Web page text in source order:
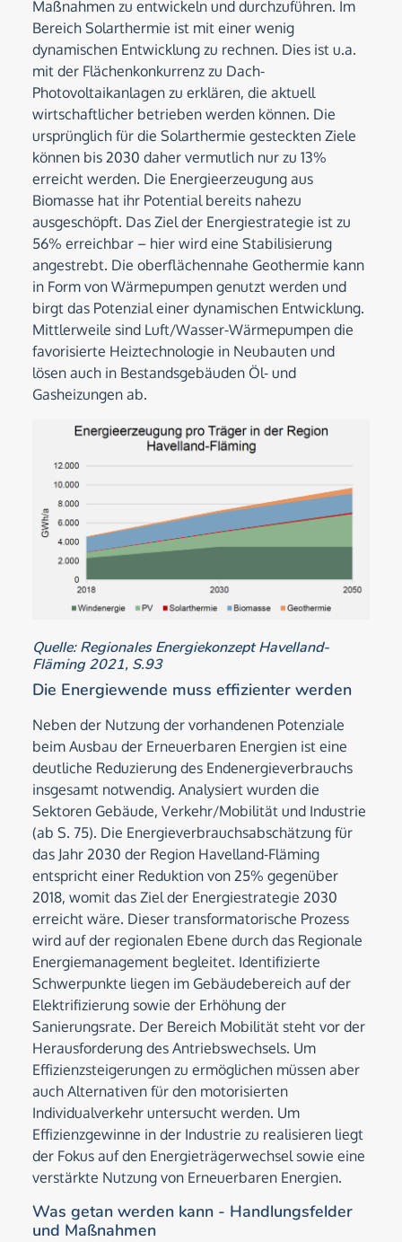
Maßnahmen zu entwickeln und durchzuführen. Im
Bereich Solarthermie ist mit einer wenig
dynamischen Entwicklung zu rechnen. Dies ist u.a.
mit der Flächenkonkurrenz zu Dach-
Photovoltaikanlagen zu erklären, die aktuell
wirtschaftlicher betrieben werden können. Die
ursprünglich für die Solarthermie gesteckten Ziele
können bis 2030 daher vermutlich nur zu 13%
erreicht werden. Die Energieerzeugung aus
Biomasse hat ihr Potential bereits nahezu
ausgeschöpft. Das Ziel der Energiestrategie ist zu
56% erreichbar – hier wird eine Stabilisierung
angestrebt. Die oberflächennahe Geothermie kann
in Form von Wärmepumpen genutzt werden und
birgt das Potenzial einer dynamischen Entwicklung.
Mittlerweile sind Luft/Wasser-Wärmepumpen die
favorisierte Heiztechnologie in Neubauten und
lösen auch in Bestandsgebäuden Öl- und
Gasheizungen ab.
Quelle: Regionales Energiekonzept Havelland-
Fläming 2021, S.93
Die Energiewende muss effizienter werden
Neben der Nutzung der vorhandenen Potenziale
beim Ausbau der Erneuerbaren Energien ist eine
deutliche Reduzierung des Endenergieverbrauchs
insgesamt notwendig. Analysiert wurden die
Sektoren Gebäude, Verkehr/Mobilität und Industrie
(ab S. 75). Die Energieverbrauchsabschätzung für
das Jahr 2030 der Region Havelland-Fläming
entspricht einer Reduktion von 25% gegenüber
2018, womit das Ziel der Energiestrategie 2030
erreicht wäre. Dieser transformatorische Prozess
wird auf der regionalen Ebene durch das Regionale
Energiemanagement begleitet. Identifizierte
Schwerpunkte liegen im Gebäudebereich auf der
Elektrifizierung sowie der Erhöhung der
Sanierungsrate. Der Bereich Mobilität steht vor der
Herausforderung des Antriebswechsels. Um
Effizienzsteigerungen zu ermöglichen müssen aber
auch Alternativen für den motorisierten
Individualverkehr untersucht werden. Um
Effizienzgewinne in der Industrie zu realisieren liegt
der Fokus auf den Energieträgerwechsel sowie eine
verstärkte Nutzung von Erneuerbaren Energien.
Was getan werden kann - Handlungsfelder
und Maßnahmen